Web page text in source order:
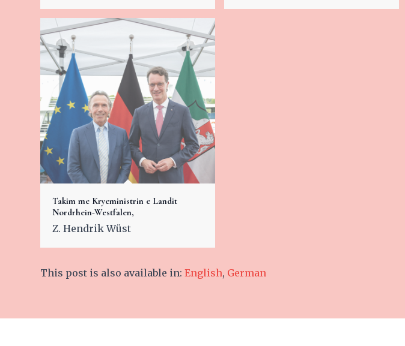
Takim me Kryeministrin e Landit
Nordrhein-Westfalen,
Z. Hendrik Wüst
This post is also available in: English German